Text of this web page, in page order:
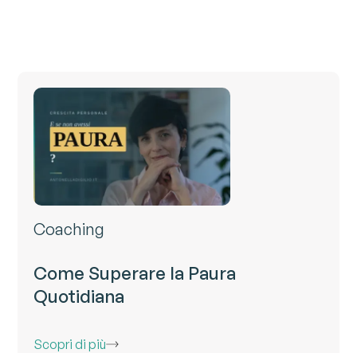
Coaching
Come Superare la Paura
Quotidiana
Scopri di più